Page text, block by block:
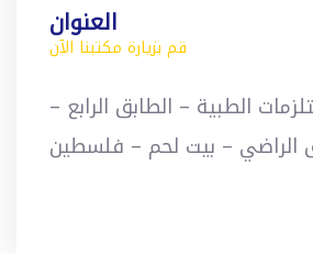
العنوان
قم بزيارة مكتبنا الآن
الطبية – الطابق الرابع –
– بيت لحم – فلسطين